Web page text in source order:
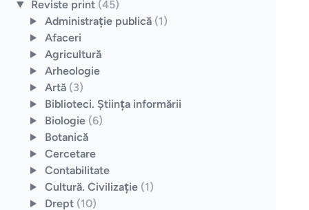
Reviste print (45)
Administraţie publică (1)
Afaceri
Agricultură
Arheologie
Artă (3)
Biblioteci. Ştiinţa informării
Biologie (6)
Botanică
Cercetare
Contabilitate
Cultură. Civilizaţie (1)
Drept (10)